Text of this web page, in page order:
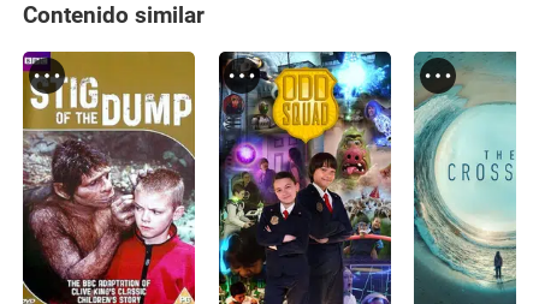
Contenido similar